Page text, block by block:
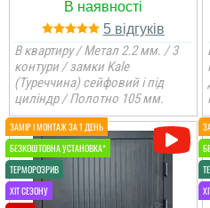
5
В квартиру / Метал 2.2 мм. / 3
контури / замки Kale
(Туреччина) сейфовий і під
циліндр / Полотно 105 мм.